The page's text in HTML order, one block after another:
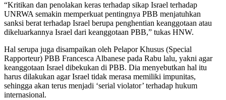
“Kritikan dan penolakan keras terhadap sikap Israel terhadap
UNRWA semakin memperkuat pentingnya PBB menjatuhkan
sanksi berat terhadap Israel berupa penghentian keanggotaan atau
dikeluarkannya Israel dari keanggotaan PBB,” tukas HNW.
Hal serupa juga disampaikan oleh Pelapor Khusus (Special
Rapporteur) PBB Francesca Albanese pada Rabu lalu, yakni agar
keanggotaan Israel dibekukan di PBB. Dia menyebutkan hal itu
harus dilakukan agar Israel tidak merasa memiliki impunitas,
sehingga akan terus menjadi ‘serial violator’ terhadap hukum
internasional.